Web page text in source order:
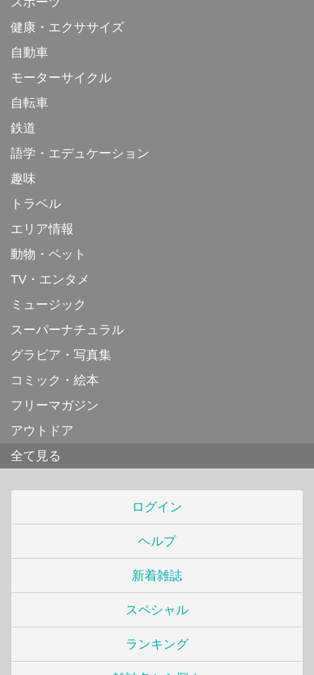
健康・エクササイズ
自動車
モーターサイクル
自転車
鉄道
語学・エデュケーション
趣味
トラベル
エリア情報
動物・ペット
TV・エンタメ
ミュージック
スーパーナチュラル
グラビア・写真集
コミック・絵本
フリーマガジン
アウトドア
全て見る
ログイン
ヘルプ
新着雑誌
スペシャル
ランキング